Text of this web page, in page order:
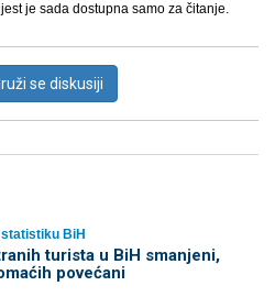
je sada dostupna samo za čitanje.
se diskusiji
BiH
turista u BiH smanjeni,
povećani